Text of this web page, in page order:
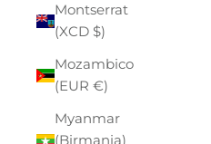
Montserrat
(XCD $)
Mozambico
(EUR €)
Myanmar
(Birmania)